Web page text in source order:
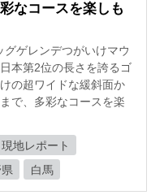
なコースを楽しも
ゲレンデつがいけマウ
本第2位の長さを誇るゴ
の超ワイドな緩斜面か
で、多彩なコースを楽
現地レポート
白馬